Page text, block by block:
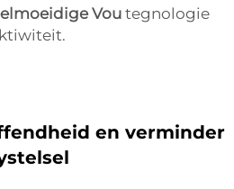
Vou tegnologie
en verminder